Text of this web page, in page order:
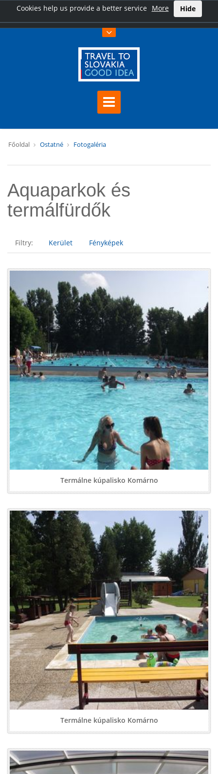
Cookies help us provide a better service More Hide
Főoldal Ostatné Fotogaléria
Aquaparkok és
termálfürdők
Filtry: Kerület Fényképek
Termálne kúpalisko Komárno
Termálne kúpalisko Komárno